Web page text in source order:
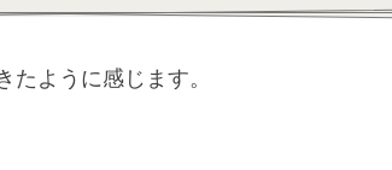
ように感じます。